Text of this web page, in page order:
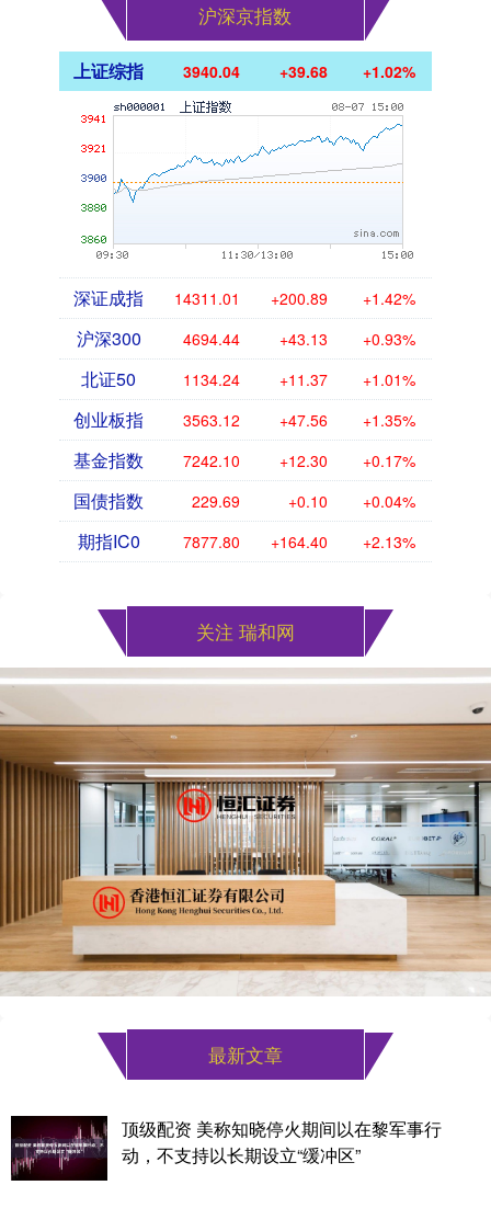
沪深京指数
上证综指 3940.04 +39.68 +1.02%
深证成指 14311.01 +200.89 +1.42%
沪深300 4694.44 +43.13 +0.93%
北证50 1134.24 +11.37 +1.01%
创业板指 3563.12 +47.56 +1.35%
基金指数 7242.10 +12.30 +0.17%
国债指数 229.69 +0.10 +0.04%
期指IC0 7877.80 +164.40 +2.13%
关注 瑞和网
最新文章
顶级配资 美称知晓停火期间以在黎军事行
动，不支持以长期设立“缓冲区”